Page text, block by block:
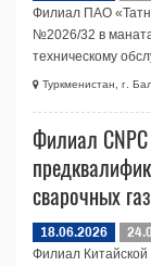
Филиал ПАО
№2026/32 в
техническому
Туркменистан, г.
Филиал
сварочных
18.06.2026
Филиал